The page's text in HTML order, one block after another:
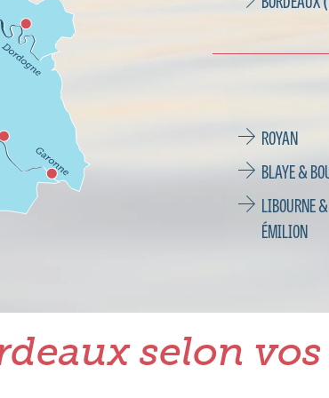
ROYAN
BLAYE &
LIBOURNE
ÉMILION
selon